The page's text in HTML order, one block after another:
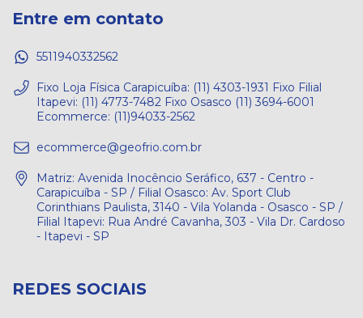
Entre em contato
5511940332562
Fixo Loja Física Carapicuíba: (11) 4303-1931 Fixo Filial
Itapevi: (11) 4773-7482 Fixo Osasco (11) 3694-6001
Ecommerce: (11)94033-2562
ecommerce@geofrio.com.br
Matriz: Avenida Inocêncio Seráfico, 637 - Centro -
Carapicuíba - SP / Filial Osasco: Av. Sport Club
Corinthians Paulista, 3140 - Vila Yolanda - Osasco - SP /
Filial Itapevi: Rua André Cavanha, 303 - Vila Dr. Cardoso
- Itapevi - SP
REDES SOCIAIS